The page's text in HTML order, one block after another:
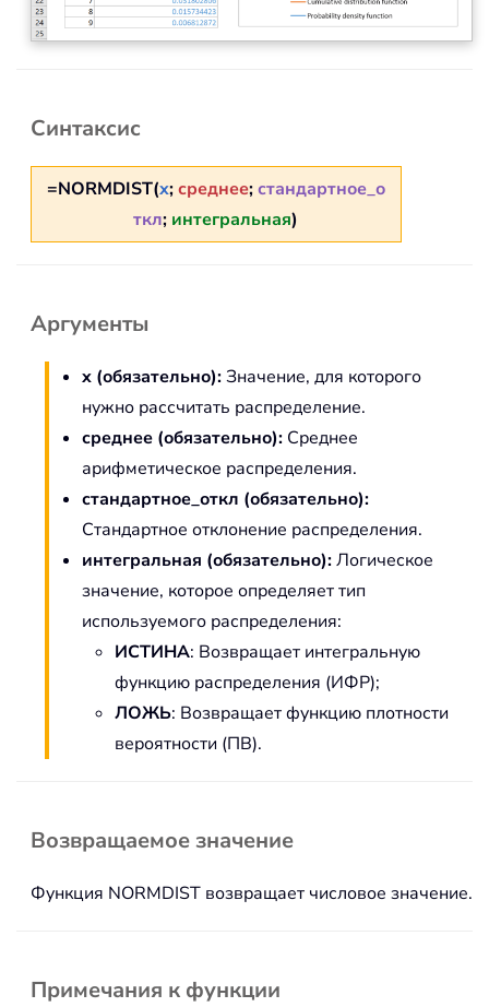
Синтаксис
=NORMDIST(x;среднее;стандартное_о
ткл; интегральная)
Аргументы
x (обязательно):Значение, для которого
нужно рассчитать распределение.
среднее (обязательно): Среднее
арифметическое распределения.
стандартное_откл (обязательно):
Стандартное отклонение распределения.
интегральная (обязательно):Логическое
значение, которое определяет тип
используемого распределения:
ИСТИНА: Возвращает интегральную
функцию распределения (ИФР);
ЛОЖЬ: Возвращает функцию плотности
вероятности (ПВ).
Возвращаемое значение
Функция NORMDIST возвращает числовое значение.
Примечания к функции